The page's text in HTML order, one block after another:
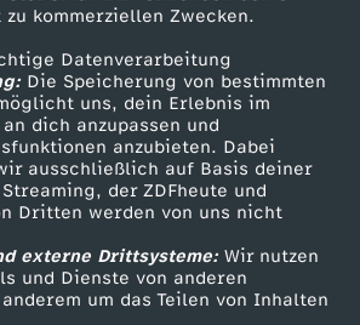
kommerziellen Zwecken.
Datenverarbeitung
Die Speicherung von bestimmten
uns, dein Erlebnis im
dich anzupassen und
anzubieten. Dabei
ausschließlich auf Basis deiner
der ZDFheute und
Dritten werden von uns nicht
externe Drittsysteme:Wir nutzen
und Dienste von anderen
um das Teilen von Inhalten
Tickets
Zuschauerservice
Hilfe